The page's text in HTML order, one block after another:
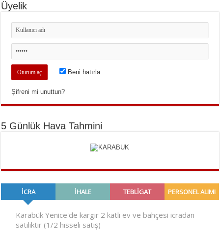
Üyelik
Beni hatırla
Şifreni mi unuttun?
5 Günlük Hava Tahmini